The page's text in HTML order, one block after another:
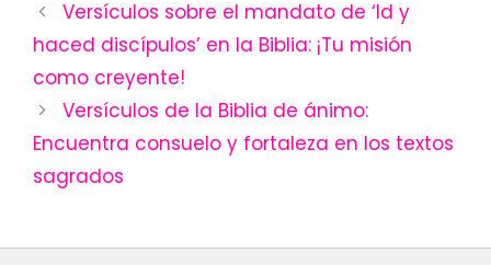
Versículos sobre el mandato de ‘Id y
haced discípulos’ en la Biblia: ¡Tu misión
como creyente!
Versículos de la Biblia de ánimo:
Encuentra consuelo y fortaleza en los textos
sagrados